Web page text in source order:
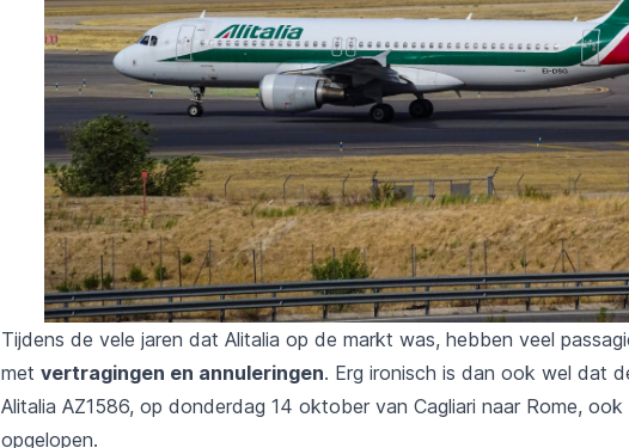
Tijdens de vele jaren dat Alitalia op de markt was, hebben veel
met vertragingen en annuleringen. Erg ironisch is dan ook wel dat
Alitalia AZ1586, op donderdag 14 oktober van Cagliari naar Rome,
opgelopen.